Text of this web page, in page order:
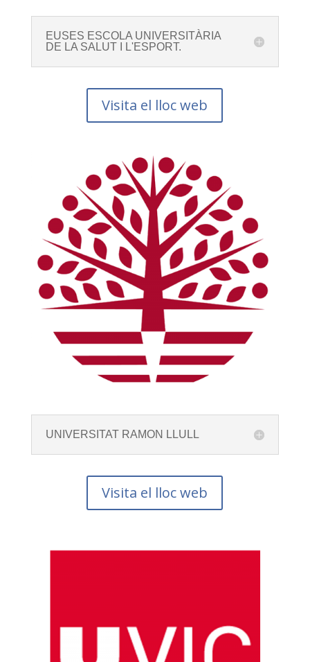
EUSES ESCOLA UNIVERSITÀRIA
DE LA SALUT I L'ESPORT.
Visita el lloc web
UNIVERSITAT RAMON LLULL
Visita el lloc web